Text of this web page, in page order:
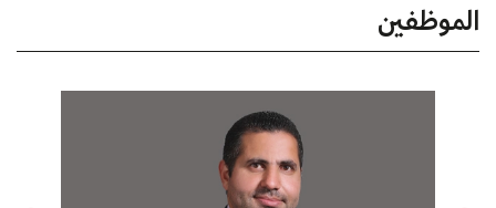
الموظفين